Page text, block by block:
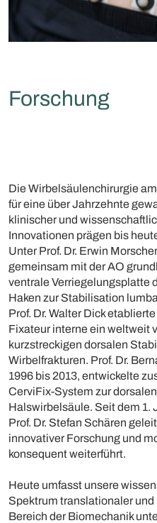
Forschung
Die Wirbelsäulenchirurgie
für eine über Jahrzehnte
klinischer und
Innovationen prägen bis
Unter Prof. Dr. Erwin
gemeinsam mit der AO
ventrale Verriegelungsplatte
Haken zur Stabilisation
Prof. Dr. Walter Dick
Fixateur interne ein weltweit
kurzstreckigen dorsalen
Wirbelfrakturen. Prof. Dr.
1996 bis 2013, entwickelte
CerviFix-System zur
Halswirbelsäule. Seit dem 1.
Prof. Dr. Stefan Schären
innovativer Forschung und
konsequent weiterführt.
Heute umfasst unsere
Spektrum translationaler
Bereich der Biomechanik